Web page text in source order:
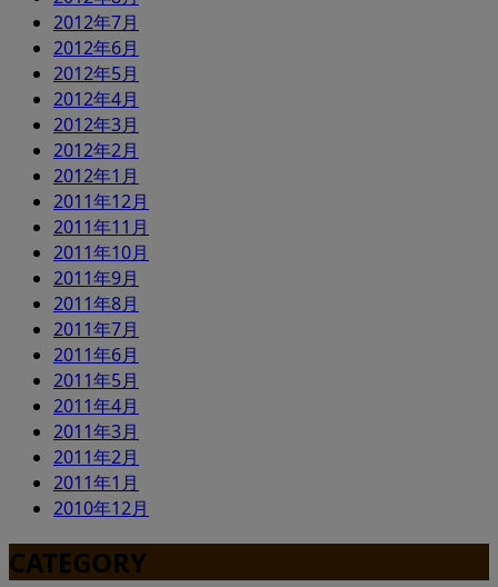
2012年7月
2012年6月
2012年5月
2012年4月
2012年3月
2012年2月
2012年1月
2011年12月
2011年11月
2011年10月
2011年9月
2011年8月
2011年7月
2011年6月
2011年5月
2011年4月
2011年3月
2011年2月
2011年1月
2010年12月
CATEGORY